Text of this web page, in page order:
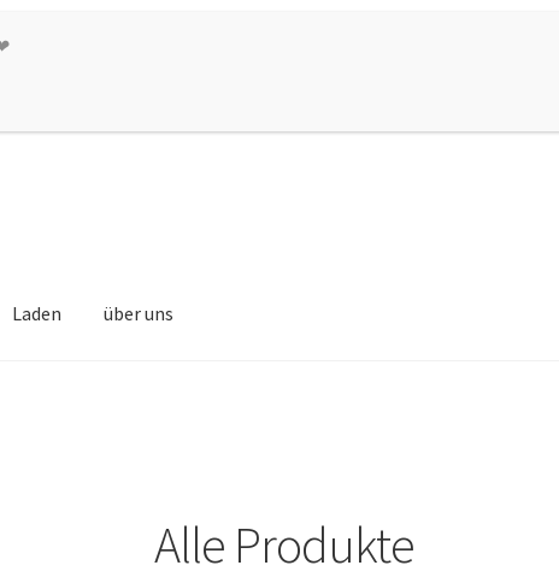
Laden über uns
Alle Produkte